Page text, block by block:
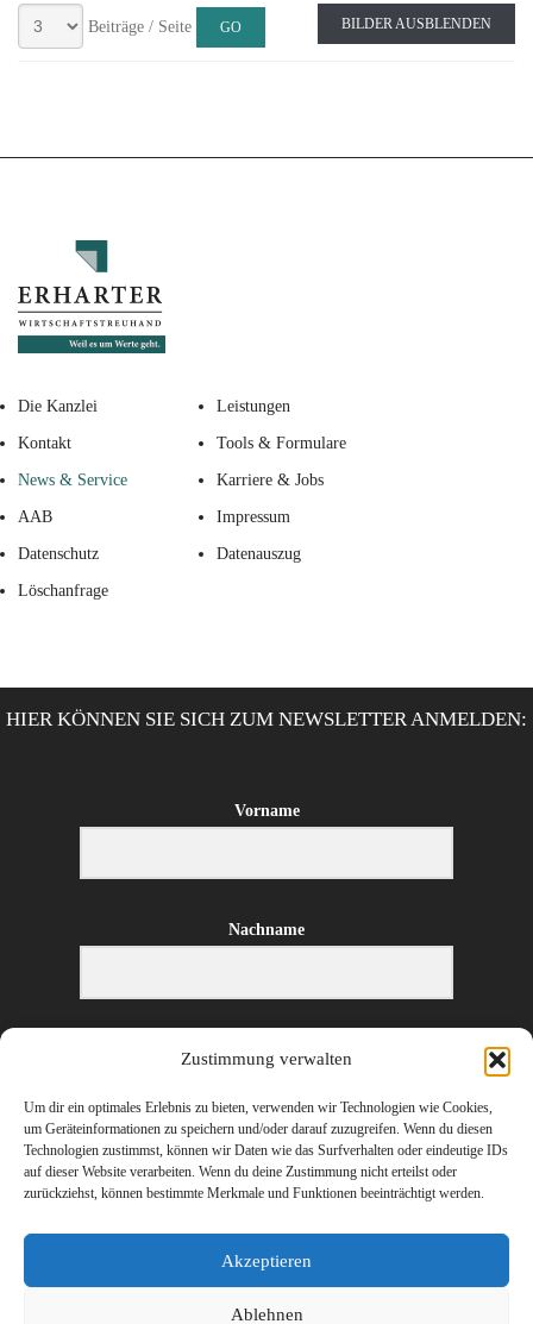
Zustimmung verwalten
Um dir ein optimales Erlebnis zu bieten, verwenden wir Technologien wie Cookies,
um Geräteinformationen zu speichern und/oder darauf zuzugreifen. Wenn du diesen
Technologien zustimmst, können wir Daten wie das Surfverhalten oder eindeutige IDs
auf dieser Website verarbeiten. Wenn du deine Zustimmung nicht erteilst oder
zurückziehst, können bestimmte Merkmale und Funktionen beeinträchtigt werden.
Akzeptieren
Ablehnen
Beiträge / Seite BILDER AUSBLENDEN
Die Kanzlei Leistungen
Kontakt Tools & Formulare
News & Service Karriere & Jobs
AAB Impressum
Datenschutz Datenauszug
Löschanfrage
HIER KÖNNEN SIE SICH ZUM NEWSLETTER ANMELDEN:
Vorname
Nachname
E-Mail-Adresse
ANMELDEN